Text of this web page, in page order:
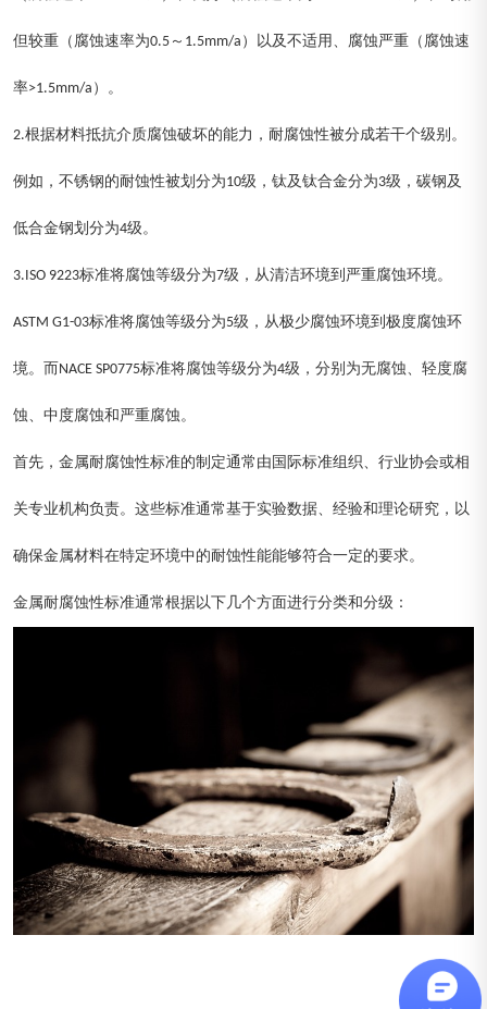
但较重（腐蚀速率为0.5～1.5mm/a）以及不适用、腐蚀严重（腐蚀速
率>1.5mm/a）。
2.根据材料抵抗介质腐蚀破坏的能力，耐腐蚀性被分成若干个级别。
例如，不锈钢的耐蚀性被划分为10级，钛及钛合金分为3级，碳钢及
低合金钢划分为4级。
3.ISO 9223标准将腐蚀等级分为7级，从清洁环境到严重腐蚀环境。
ASTM G1-03标准将腐蚀等级分为5级，从极少腐蚀环境到极度腐蚀环
境。而NACE SP0775标准将腐蚀等级分为4级，分别为无腐蚀、轻度腐
蚀、中度腐蚀和严重腐蚀。
首先，金属耐腐蚀性标准的制定通常由国际标准组织、行业协会或相
关专业机构负责。这些标准通常基于实验数据、经验和理论研究，以
确保金属材料在特定环境中的耐蚀性能能够符合一定的要求。
金属耐腐蚀性标准通常根据以下几个方面进行分类和分级：